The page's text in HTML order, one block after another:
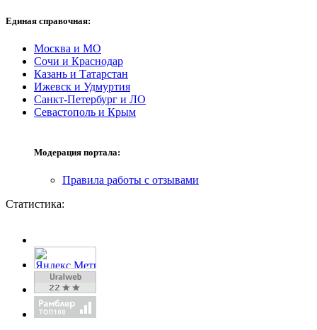
Единая справочная:
Москва и МО
Сочи и Краснодар
Казань и Татарстан
Ижевск и Удмуртия
Санкт-Петербург и ЛО
Севастополь и Крым
Модерация портала:
Правила работы с отзывами
Статистика: